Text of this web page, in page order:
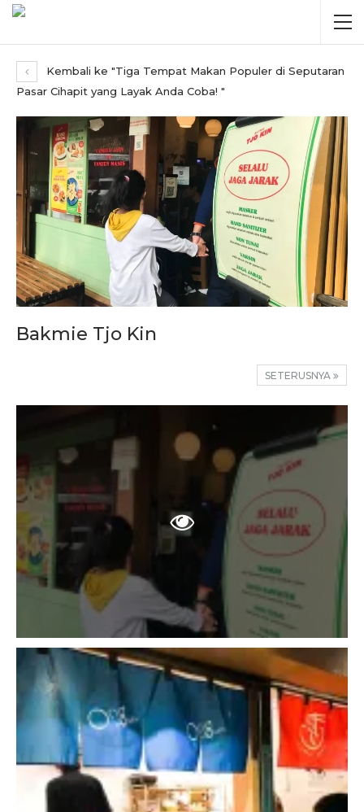
Kembali ke "Tiga Tempat Makan Populer di Seputaran
Pasar Cihapit yang Layak Anda Coba! "
Bakmie Tjo Kin
SETERUSNYA